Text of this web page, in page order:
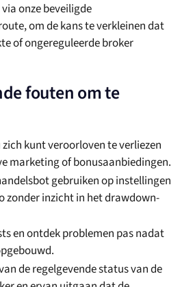
onze beveiligde
om de kans te verkleinen dat
of ongereguleerde broker
fouten om te
kunt veroorloven te verliezen
marketing of bonusaanbiedingen.
gebruiken op instellingen
zonder inzicht in het drawdown-
en ontdek problemen pas nadat
de regelgevende status van de